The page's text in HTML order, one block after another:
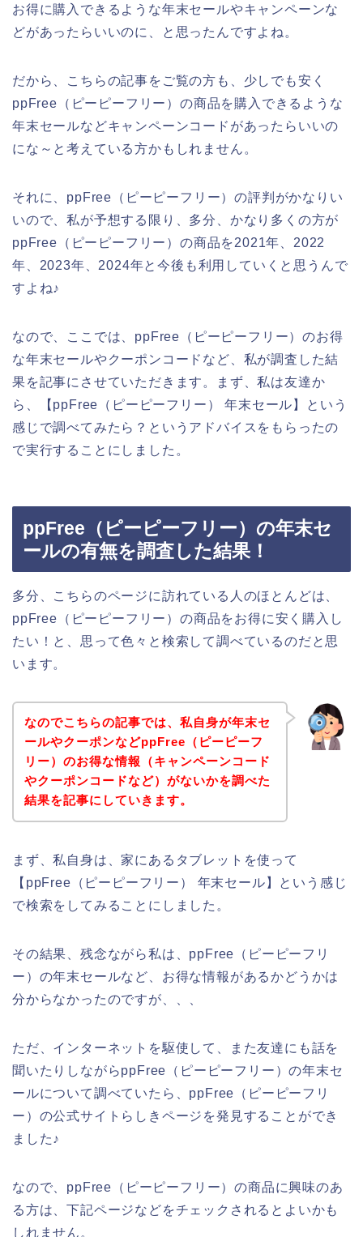
お得に購入できるような年末セールやキャンペーンな
どがあったらいいのに、と思ったんですよね。
だから、こちらの記事をご覧の方も、少しでも安く
ppFree（ピーピーフリー）の商品を購入できるような
年末セールなどキャンペーンコードがあったらいいの
にな～と考えている方かもしれません。
それに、ppFree（ピーピーフリー）の評判がかなりい
いので、私が予想する限り、多分、かなり多くの方が
ppFree（ピーピーフリー）の商品を2021年、2022
年、2023年、2024年と今後も利用していくと思うんで
すよね♪
なので、ここでは、ppFree（ピーピーフリー）のお得
な年末セールやクーポンコードなど、私が調査した結
果を記事にさせていただきます。まず、私は友達か
ら、【ppFree（ピーピーフリー） 年末セール】という
感じで調べてみたら？というアドバイスをもらったの
で実行することにしました。
ppFree（ピーピーフリー）の年末セ
ールの有無を調査した結果！
多分、こちらのページに訪れている人のほとんどは、
ppFree（ピーピーフリー）の商品をお得に安く購入し
たい！と、思って色々と検索して調べているのだと思
います。
なのでこちらの記事では、私自身が年末セ
ールやクーポンなどppFree（ピーピーフ
リー）のお得な情報（キャンペーンコード
やクーポンコードなど）がないかを調べた
結果を記事にしていきます。
まず、私自身は、家にあるタブレットを使って
【ppFree（ピーピーフリー） 年末セール】という感じ
で検索をしてみることにしました。
その結果、残念ながら私は、ppFree（ピーピーフリ
ー）の年末セールなど、お得な情報があるかどうかは
分からなかったのですが、、、
ただ、インターネットを駆使して、また友達にも話を
聞いたりしながらppFree（ピーピーフリー）の年末セ
ールについて調べていたら、ppFree（ピーピーフリ
ー）の公式サイトらしきページを発見することができ
ました♪
なので、ppFree（ピーピーフリー）の商品に興味のあ
る方は、下記ページなどをチェックされるとよいかも
しれません。